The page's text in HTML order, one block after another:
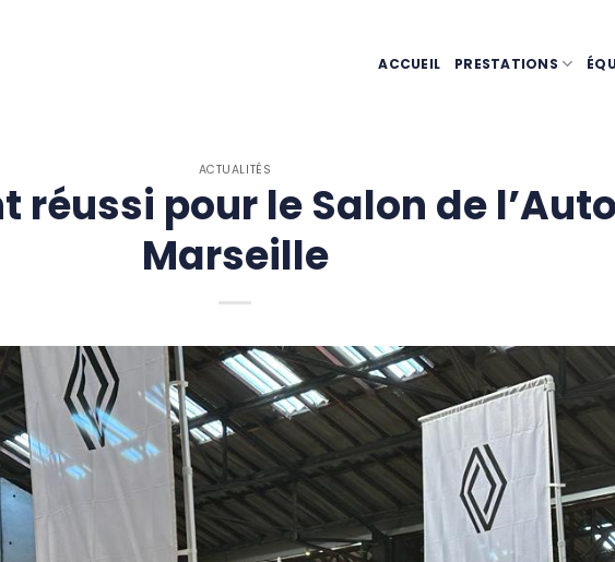
ACCUEIL PRESTATIONS
ACTUALITÉS
réussi pour le Salon de
Marseille